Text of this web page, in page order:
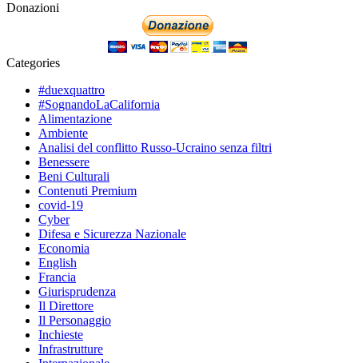
Donazioni
Categories
#duexquattro
#SognandoLaCalifornia
Alimentazione
Ambiente
Analisi del conflitto Russo-Ucraino senza filtri
Benessere
Beni Culturali
Contenuti Premium
covid-19
Cyber
Difesa e Sicurezza Nazionale
Economia
English
Francia
Giurisprudenza
Il Direttore
Il Personaggio
Inchieste
Infrastrutture